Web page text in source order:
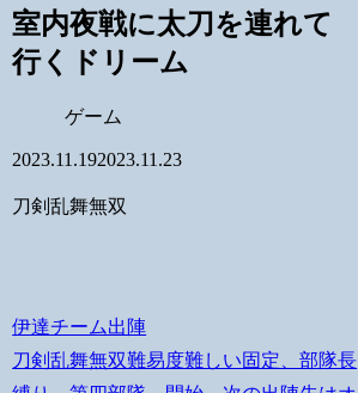
室内夜戦に太刀を連れて
行くドリーム
ゲーム
2023.11.192023.11.23
刀剣乱舞無双
伊達チーム出陣
刀剣乱舞無双難易度難しい固定、部隊長